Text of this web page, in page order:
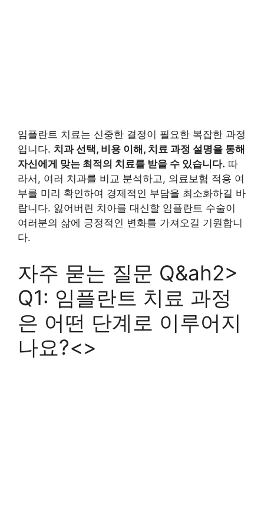
임플란트 치료는 신중한 결정이 필요한 복잡한 과정
입니다. 치과 선택, 비용 이해, 치료 과정 설명을 통해
자신에게 맞는 최적의 치료를 받을 수 있습니다. 따
라서, 여러 치과를 비교 분석하고, 의료보험 적용 여
부를 미리 확인하여 경제적인 부담을 최소화하길 바
랍니다. 잃어버린 치아를 대신할 임플란트 수술이
여러분의 삶에 긍정적인 변화를 가져오길 기원합니
다.
자주 묻는 질문 Q&ah2>
Q1: 임플란트 치료 과정
은 어떤 단계로 이루어지
나요?<>